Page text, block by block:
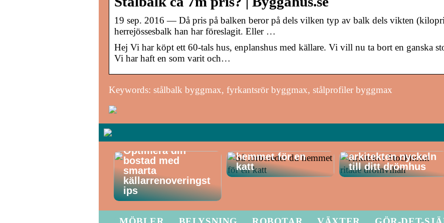
19 sep. 2016 — Då pris på balken beror på dels vilken typ av balk dels vikten
herrejössesbalk han har föreslagit. Eller …
Hej Vi har köpt ett 60-tals hus, enplanshus med källare. Vi vill nu ta bort en ganska
Vi har haft en som varit och…
Keywords: stålbalk byggmax, fyrkantsrör byggmax, stålprofiler byggmax
Optimera din
bostad med
smarta
källarrenoveringst
ips
hemmet för en
katt
arkitekten nyckeln
till ditt drömhus